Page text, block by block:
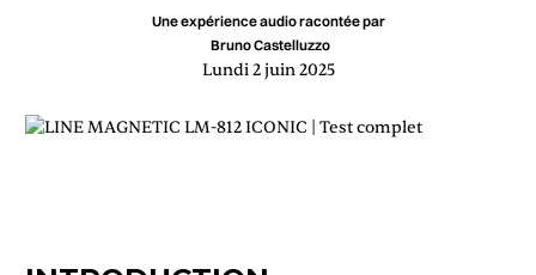
Une expérience audio racontée par
Bruno Castelluzzo
Lundi 2 juin 2025